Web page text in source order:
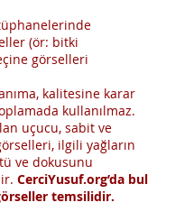
(ör: bitki
görselleri
kalitesine karar
kullanılmaz.
uçucu, sabit ve
ilgili yağların
ve dokusunu
CerciYusuf.org’da bul
temsilidir.